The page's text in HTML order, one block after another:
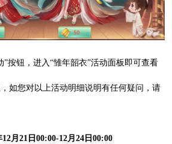
”按钮，进入“雏年韶衣”活动面板即可查看
如您对以上活动明细说明有任何疑问，请
月21日00:00-12月24日00:00